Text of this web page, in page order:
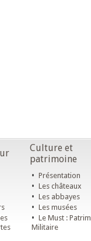
Culture et
patrimoine
• Présentation
• Les châteaux
• Les abbayes
• Les musées
• Le Must :
Militaire